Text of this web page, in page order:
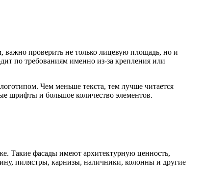
важно проверить не только лицевую площадь, но и
по требованиям именно из-за крепления или
Чем меньше текста, тем лучше читается
шрифты и большое количество элементов.
Такие фасады имеют архитектурную ценность,
пилястры, карнизы, наличники, колонны и другие